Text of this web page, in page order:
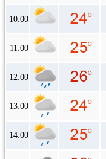
10:00
11:00
12:00
13:00
14:00